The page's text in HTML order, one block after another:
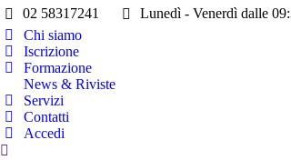
02 58317241 Lunedì - Venerdì dalle
Chi siamo
Iscrizione
Formazione
News & Riviste
Servizi
Contatti
Accedi
Cerca: